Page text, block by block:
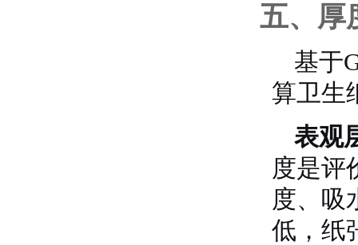
五、厚
基于
算卫生
表观
度是评
度、吸
低，纸